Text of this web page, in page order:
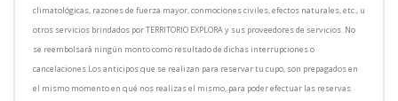
climatológicas, razones de fuerza mayor, conmociones civiles, efectos naturales, etc., u
otros servicios brindados por TERRITORIO EXPLORA y sus proveedores de servicios. No
se reembolsará ningún monto como resultado de dichas interrupciones o
cancelaciones.Los anticipos que se realizan para reservar tu cupo, son prepagados en
el mismo momento en qué nos realizas el mismo, para poder efectuar las reservas